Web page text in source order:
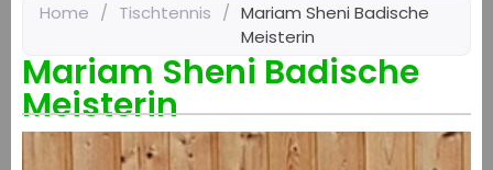
Home / Tischtennis / Mariam Sheni Badische
Meisterin
Mariam Sheni Badische
Meisterin